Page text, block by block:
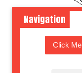
Navigation
Click